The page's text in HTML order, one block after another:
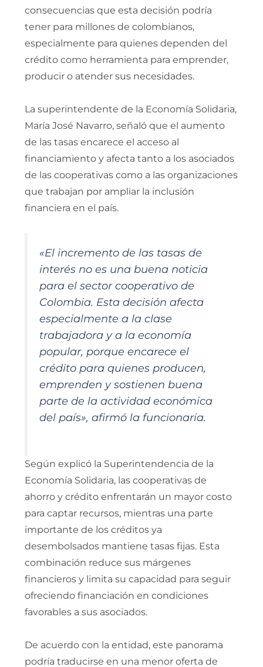
consecuencias que esta decisión podría
tener para millones de colombianos,
especialmente para quienes dependen del
crédito como herramienta para emprender,
producir o atender sus necesidades.
La superintendente de la Economía Solidaria,
María José Navarro, señaló que el aumento
de las tasas encarece el acceso al
financiamiento y afecta tanto a los asociados
de las cooperativas como a las organizaciones
que trabajan por ampliar la inclusión
financiera en el país.
«El incremento de las tasas de
interés no es una buena noticia
para el sector cooperativo de
Colombia. Esta decisión afecta
especialmente a la clase
trabajadora y a la economía
popular, porque encarece el
crédito para quienes producen,
emprenden y sostienen buena
parte de la actividad económica
del país», afirmó la funcionaria.
Según explicó la Superintendencia de la
Economía Solidaria, las cooperativas de
ahorro y crédito enfrentarán un mayor costo
para captar recursos, mientras una parte
importante de los créditos ya
desembolsados mantiene tasas fijas. Esta
combinación reduce sus márgenes
financieros y limita su capacidad para seguir
ofreciendo financiación en condiciones
favorables a sus asociados.
De acuerdo con la entidad, este panorama
podría traducirse en una menor oferta de